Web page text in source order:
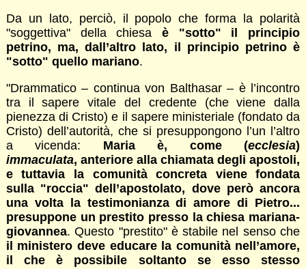
Da un lato, perciò, il popolo che forma la polarità
"soggettiva" della chiesa è "sotto" il principio
petrino, ma, dall’altro lato, il principio petrino è
"sotto" quello mariano.
"Drammatico – continua von Balthasar – è l’incontro
tra il sapere vitale del credente (che viene dalla
pienezza di Cristo) e il sapere ministeriale (fondato da
Cristo) dell’autorità, che si presuppongono l’un l’altro
a vicenda: Maria è, come (ecclesia)
immaculata, anteriore alla chiamata degli apostoli,
e tuttavia la comunità concreta viene fondata
sulla "roccia" dell’apostolato, dove però ancora
una volta la testimonianza di amore di Pietro...
presuppone un prestito presso la chiesa mariana-
giovannea. Questo "prestito" è stabile nel senso che
il ministero deve educare la comunità nell’amore,
il che è possibile soltanto se esso stesso